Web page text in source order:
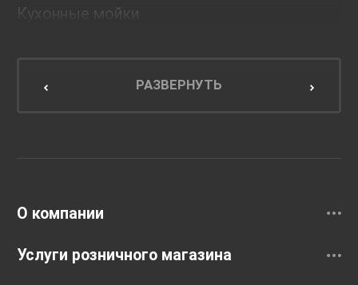
Кухонные мойки
Мебель для кухниРАЗВЕРНУТЬ
О компании
Услуги розничного магазина